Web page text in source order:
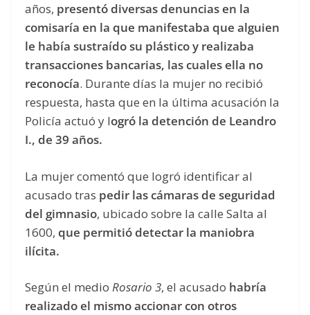
años, presentó diversas denuncias en la
comisaría en la que manifestaba que alguien
le había sustraído su plástico y realizaba
transacciones bancarias, las cuales ella no
reconocía. Durante días la mujer no recibió
respuesta, hasta que en la última acusación la
Policía actuó y logró la detención de Leandro
I., de 39 años.
La mujer comentó que logró identificar al
acusado tras pedir las cámaras de seguridad
del gimnasio, ubicado sobre la calle Salta al
1600, que permitió detectar la maniobra
ilícita.
Según el medio Rosario 3, el acusado habría
realizado el mismo accionar con otros